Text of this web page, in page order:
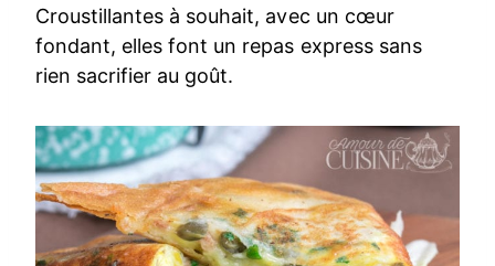
Croustillantes à souhait, avec un cœur
fondant, elles font un repas express sans
rien sacrifier au goût.